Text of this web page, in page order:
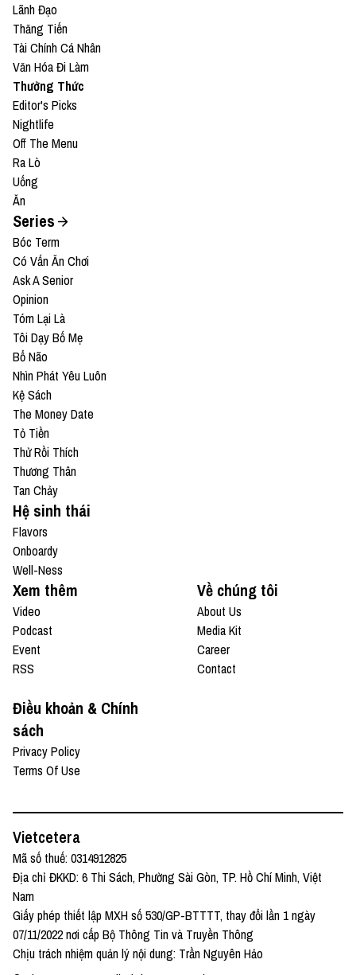
Lãnh Đạo
Thăng Tiến
Tài Chính Cá Nhân
Văn Hóa Đi Làm
Thưởng Thức
Editor's Picks
Nightlife
Off The Menu
Ra Lò
Uống
Ăn
Series
Bóc Term
Có Vấn Ăn Chơi
Ask A Senior
Opinion
Tóm Lại Là
Tôi Dạy Bố Mẹ
Bổ Não
Nhìn Phát Yêu Luôn
Kệ Sách
The Money Date
Tỏ Tiền
Thử Rồi Thích
Thương Thân
Tan Chảy
Hệ sinh thái
Flavors
Onboardy
Well-Ness
Xem thêm
Video
Podcast
Event
RSS
Về chúng tôi
About Us
Media Kit
Career
Contact
Điều khoản & Chính
sách
Privacy Policy
Terms Of Use
Vietcetera
Mã số thuế: 0314912825
Địa chỉ ĐKKD: 6 Thi Sách, Phường Sài Gòn, TP. Hồ Chí Minh, Việt
Nam
Giấy phép thiết lập MXH số 530/GP-BTTTT, thay đổi lần 1 ngày
07/11/2022 nơi cấp Bộ Thông Tin và Truyền Thông
Chịu trách nhiệm quản lý nội dung: Trần Nguyên Hảo